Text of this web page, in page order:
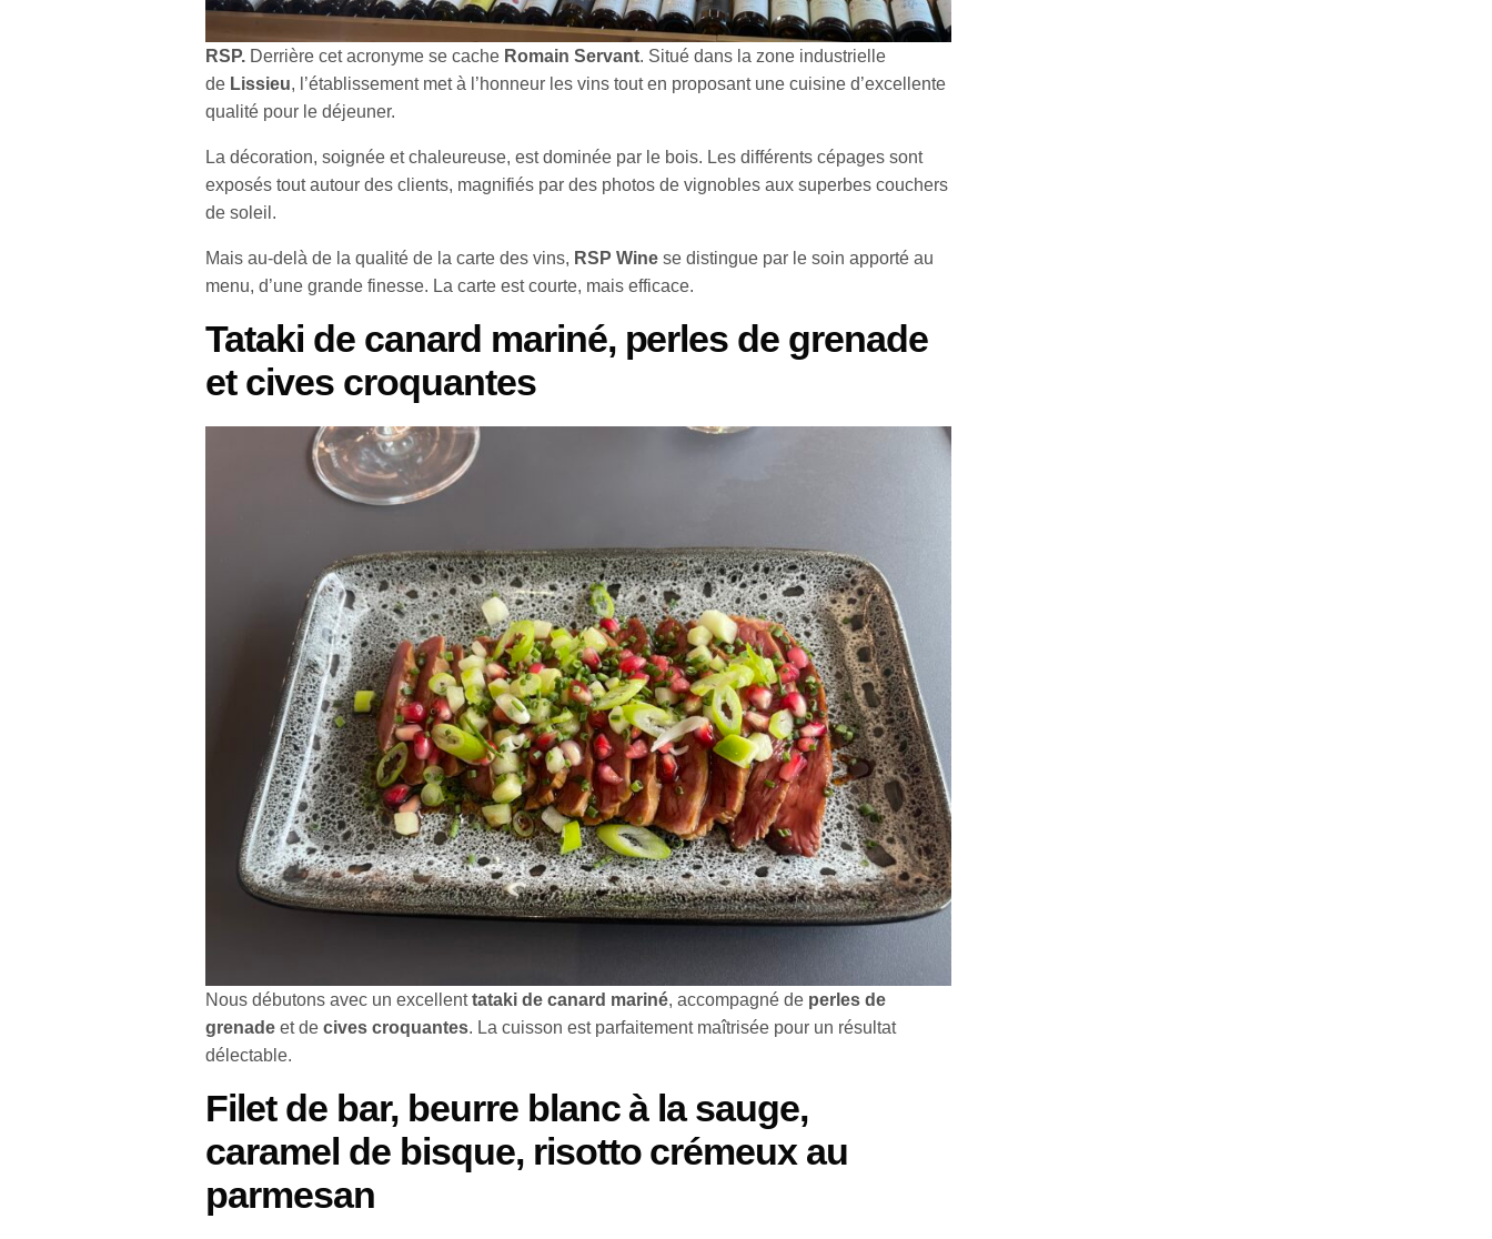
RSP. Derrière cet acronyme se cache Romain Servant. Situé dans la zone industrielle
de Lissieu, l’établissement met à l’honneur les vins tout en proposant une cuisine d’excellente
qualité pour le déjeuner.
La décoration, soignée et chaleureuse, est dominée par le bois. Les différents cépages sont
exposés tout autour des clients, magnifiés par des photos de vignobles aux superbes couchers
de soleil.
Mais au-delà de la qualité de la carte des vins, RSP Wine se distingue par le soin apporté au
menu, d’une grande finesse. La carte est courte, mais efficace.
Tataki de canard mariné, perles de grenade
et cives croquantes
Nous débutons avec un excellenttataki de canard mariné, accompagné de perles de
grenade et decives croquantes. La cuisson est parfaitement maîtrisée pour un résultat
délectable.
Filet de bar, beurre blanc à la sauge,
caramel de bisque, risotto crémeux au
parmesan